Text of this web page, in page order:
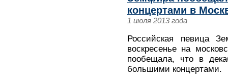
концертами в
1 июля 2013 года
Российская певица
воскресенье на
пообещала, что в
большими концертами.